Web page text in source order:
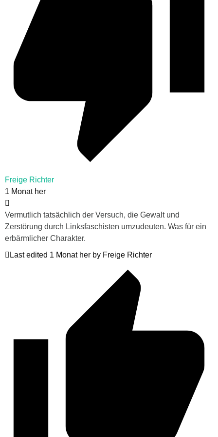
Freige Richter
1 Monat her
Vermutlich tatsächlich der Versuch, die Gewalt und
Zerstörung durch Linksfaschisten umzudeuten. Was für ein
erbärmlicher Charakter.
Last edited 1 Monat her by Freige Richter